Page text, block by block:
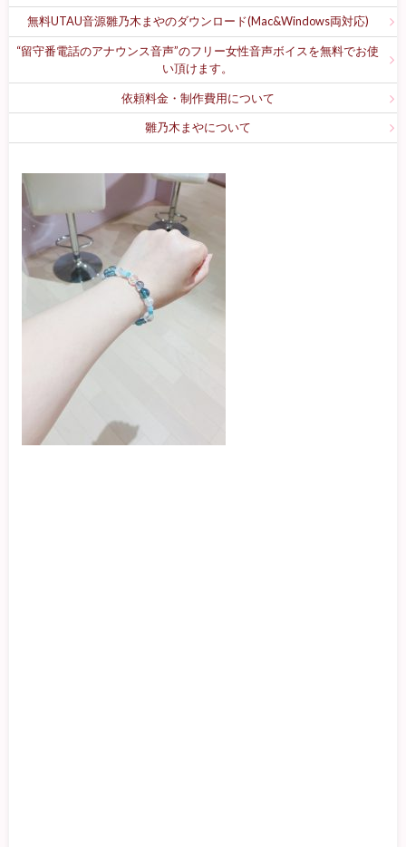
無料UTAU音源雛乃木まやのダウンロード(Mac&Windows両対応)
“留守番電話のアナウンス音声”のフリー女性音声ボイスを無料でお使
い頂けます。
依頼料金・制作費用について
雛乃木まやについて